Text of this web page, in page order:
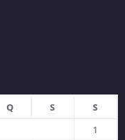
Q S
S
1